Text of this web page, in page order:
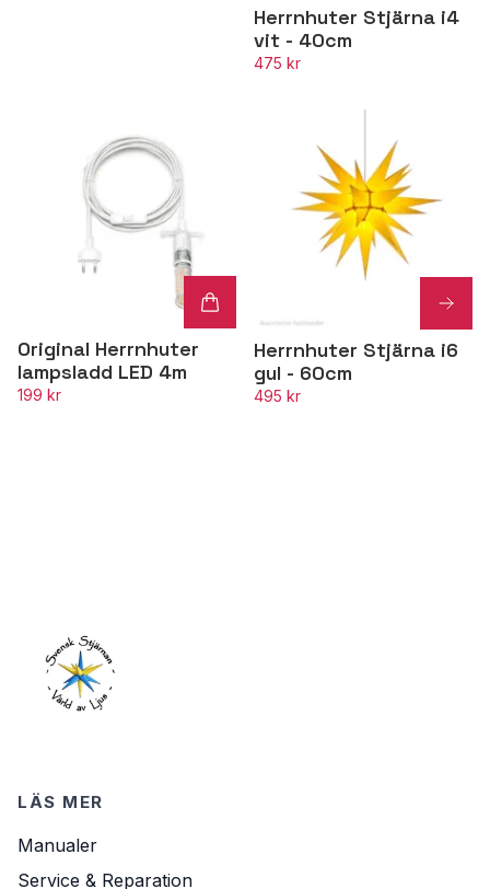
Herrnhuter Stjärna i4
vit - 40cm
475 kr
Original Herrnhuter
lampsladd LED 4m
199 kr
Herrnhuter Stjärna i6
gul - 60cm
495 kr
LÄS MER
Manualer
Service & Reparation